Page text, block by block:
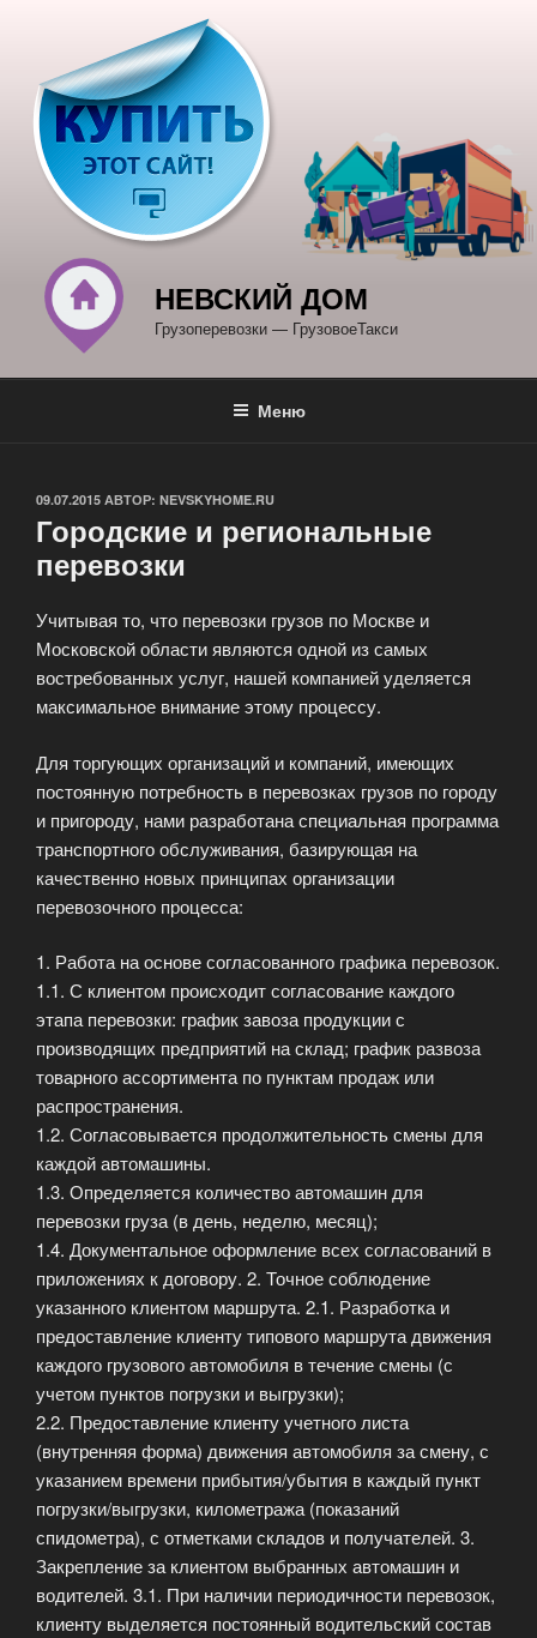
содержимому
НЕВСКИЙ ДОМ
Грузоперевозки — ГрузовоеТакси
Меню
ОПУБЛИКОВАНО
09.07.2015 АВТОР: NEVSKYHOME.RU
Городские и региональные
перевозки
Учитывая то, что перевозки грузов по Москве и
Московской области являются одной из самых
востребованных услуг, нашей компанией уделяется
максимальное внимание этому процессу.
Для торгующих организаций и компаний, имеющих
постоянную потребность в перевозках грузов по городу
и пригороду, нами разработана специальная программа
транспортного обслуживания, базирующая на
качественно новых принципах организации
перевозочного процесса:
1. Работа на основе согласованного графика перевозок.
1.1. С клиентом происходит согласование каждого
этапа перевозки: график завоза продукции с
производящих предприятий на склад; график развоза
товарного ассортимента по пунктам продаж или
распространения.
1.2. Согласовывается продолжительность смены для
каждой автомашины.
1.3. Определяется количество автомашин для
перевозки груза (в день, неделю, месяц);
1.4. Документальное оформление всех согласований в
приложениях к договору. 2. Точное соблюдение
указанного клиентом маршрута. 2.1. Разработка и
предоставление клиенту типового маршрута движения
каждого грузового автомобиля в течение смены (с
учетом пунктов погрузки и выгрузки);
2.2. Предоставление клиенту учетного листа
(внутренняя форма) движения автомобиля за смену, с
указанием времени прибытия/убытия в каждый пункт
погрузки/выгрузки, километража (показаний
спидометра), с отметками складов и получателей. 3.
Закрепление за клиентом выбранных автомашин и
водителей. 3.1. При наличии периодичности перевозок,
клиенту выделяется постоянный водительский состав